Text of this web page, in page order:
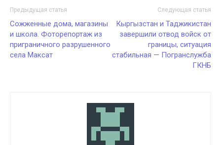
Предыдущая статья
Сожженные дома, магазины
и школа. Фоторепортаж из
приграничного разрушенного
села Максат
Следующая статья
Кыргызстан и Таджикистан
завершили отвод войск от
границы, ситуация
стабильная — Погранслужба
ГКНБ